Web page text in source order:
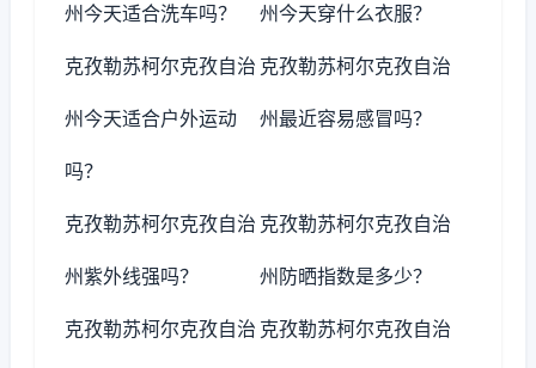
州今天适合洗车吗？ 州今天穿什么衣服？
克孜勒苏柯尔克孜自治
州今天适合户外运动
吗？
克孜勒苏柯尔克孜自治
州最近容易感冒吗？
克孜勒苏柯尔克孜自治
州紫外线强吗？
克孜勒苏柯尔克孜自治
州防晒指数是多少？
克孜勒苏柯尔克孜自治 克孜勒苏柯尔克孜自治